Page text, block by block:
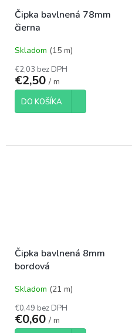
Čipka bavlnená 78mm
čierna
Skladom (15 m)
€2,03 bez DPH
€2,50 / m
DO KOŠÍKA
Čipka bavlnená 8mm
bordová
Skladom (21 m)
€0,49 bez DPH
€0,60 / m